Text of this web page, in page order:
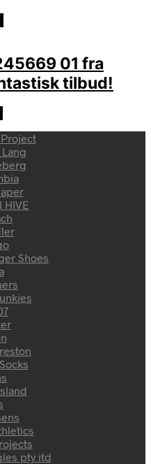
01 fra
tilbud!
HIVE
Shoes
pty itd